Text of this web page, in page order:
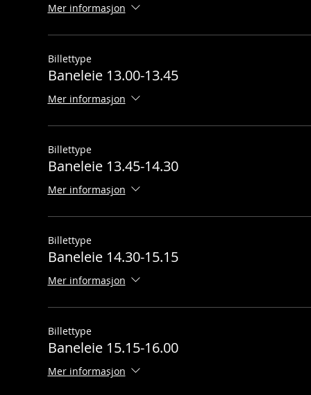
Mer informasjon
Billettype
Baneleie 13.00-13.45
Mer informasjon
Billettype
Baneleie 13.45-14.30
Mer informasjon
Billettype
Baneleie 14.30-15.15
Mer informasjon
Billettype
Baneleie 15.15-16.00
Mer informasjon